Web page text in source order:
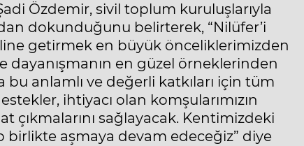
Özdemir, sivil toplum kuruluşlarıyla
dokunduğunu belirterek, “Nilüfer’i
getirmek en büyük önceliklerimizden
en güzel örneklerinden
bu anlamlı ve değerli katkıları için tüm
ihtiyacı olan komşularımızın
çıkmalarını sağlayacak. Kentimizdeki
aşmaya devam edeceğiz” diye